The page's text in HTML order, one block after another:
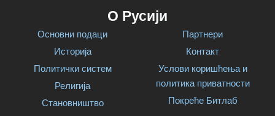
О Русији
Основни подаци
Историја
Политички систем
Религија
Становништво
Партнери
Контакт
Услови коришћења и
политика приватности
Покреће Битлаб